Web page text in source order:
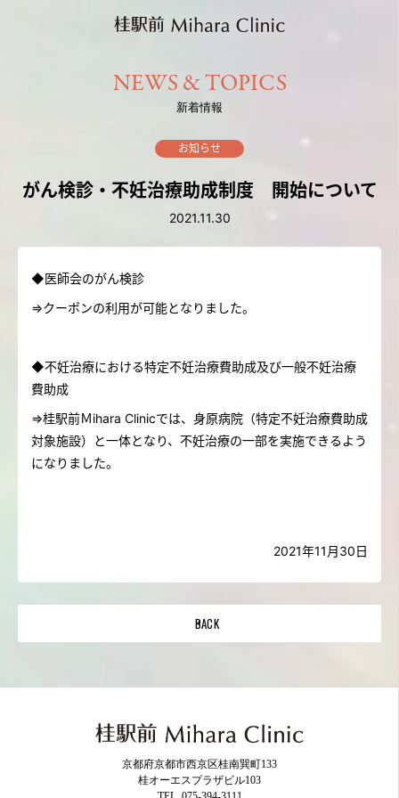
NEWS & TOPICS
新着情報
お知らせ
がん検診・不妊治療助成制度 開始について
2021.11.30
◆医師会のがん検診
⇒クーポンの利用が可能となりました。
◆不妊治療における特定不妊治療費助成及び一般不妊治療
費助成
⇒桂駅前Ｍihara Clinicでは、身原病院（特定不妊治療費助成
対象施設）と一体となり、不妊治療の一部を実施できるよう
になりました。
2021年11 月30日
BACK
京都府京都市西京区桂南巽町133
桂オーエスプラザビル103